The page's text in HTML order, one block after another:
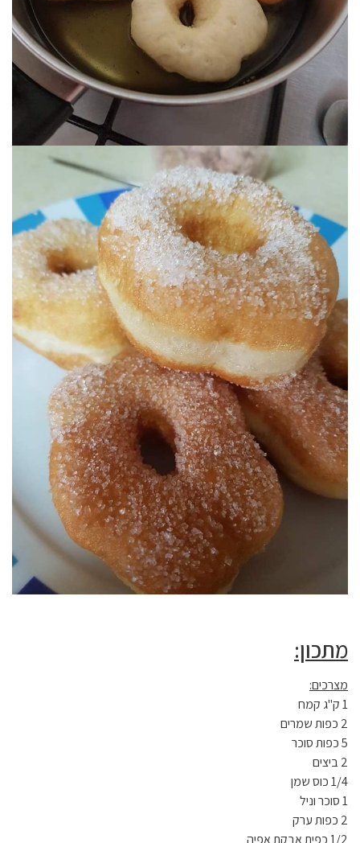
מתכון:
מצרכים:
1 ק"ג קמח
2 כפות שמרים
5 כפות סוכר
2 ביצים
1/4 כוס שמן
1 סוכר וניל
2 כפות ערק
1/2 כפית אבקת אפיה